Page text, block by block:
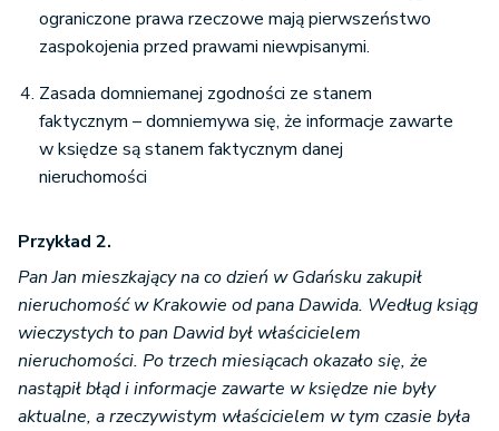
ograniczone prawa rzeczowe mają pierwszeństwo
zaspokojenia przed prawami niewpisanymi.
Zasada domniemanej zgodności ze stanem
faktycznym – domniemywa się, że informacje zawarte
w księdze są stanem faktycznym danej
nieruchomości
Przykład 2.
Pan Jan mieszkający na co dzień w Gdańsku zakupił
nieruchomość w Krakowie od pana Dawida. Według ksiąg
wieczystych to pan Dawid był właścicielem
nieruchomości. Po trzech miesiącach okazało się, że
nastąpił błąd i informacje zawarte w księdze nie były
aktualne, a rzeczywistym właścicielem w tym czasie była